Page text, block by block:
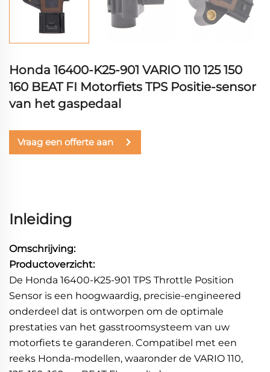
Honda 16400-K25-901 VARIO 110 125 150
160 BEAT FI Motorfiets TPS Positie-sensor
van het gaspedaal
Vraag een offerte aan
Inleiding
Omschrijving:
Productoverzicht:
De Honda 16400-K25-901 TPS Throttle Position
Sensor is een hoogwaardig, precisie-engineered
onderdeel dat is ontworpen om de optimale
prestaties van het gasstroomsysteem van uw
motorfiets te garanderen. Compatibel met een
reeks Honda-modellen, waaronder de VARIO 110,